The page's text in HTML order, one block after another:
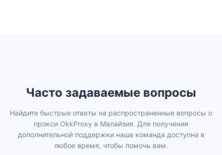
Часто задаваемые вопросы
Найдите быстрые ответы на распространенные вопросы о
прокси OkkProxy в Малайзия. Для получения
дополнительной поддержки наша команда доступна в
любое время, чтобы помочь вам.